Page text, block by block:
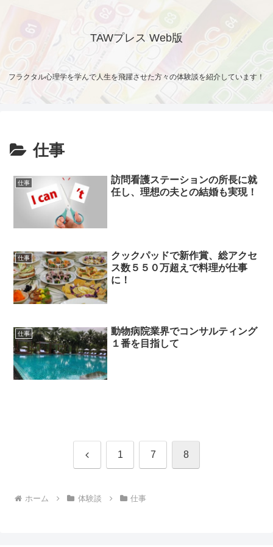
TAWプレス Web版
フラクタル心理学を学んで人生を飛躍させた方々の体験談を紹介しています！
仕事
仕事
訪問看護ステーションの所長に就
任し、理想の夫との結婚も実現！
仕事
クックパッドで新作賞、総アクセ
ス数５５０万超えで料理が仕事
に！
仕事
動物病院業界でコンサルティング
１番を目指して
前 1 7 8
ホーム 体験談 仕事